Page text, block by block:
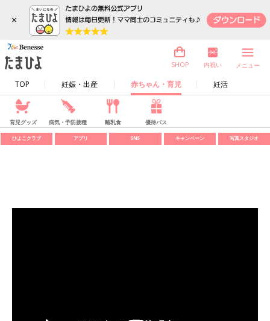
×
TOP 妊娠・出産 赤ちゃん・育児 妊活
SHOP 内祝い メニュー
育児グッズ 病気・予防接種 離乳食 優待パス
ひよこクラブ アプリ SNS キャンペーン 写真スタジオ